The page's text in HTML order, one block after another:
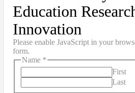
Education
Innovation
Please enable JavaScript in your
form.
Name *
First
Last